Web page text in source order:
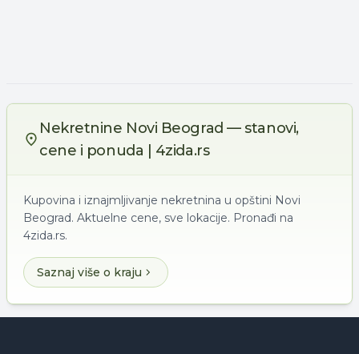
Nekretnine Novi Beograd — stanovi,
cene i ponuda | 4zida.rs
Kupovina i iznajmljivanje nekretnina u opštini Novi
Beograd. Aktuelne cene, sve lokacije. Pronađi na
4zida.rs.
Saznaj više o kraju